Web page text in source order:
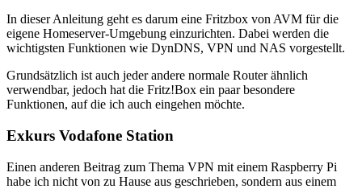
In dieser Anleitung geht es darum eine Fritzbox von AVM für die
eigene Homeserver-Umgebung einzurichten. Dabei werden die
wichtigsten Funktionen wie DynDNS, VPN und NAS vorgestellt.
Grundsätzlich ist auch jeder andere normale Router ähnlich
verwendbar, jedoch hat die Fritz!Box ein paar besondere
Funktionen, auf die ich auch eingehen möchte.
Exkurs Vodafone Station
Einen anderen Beitrag zum Thema VPN mit einem Raspberry Pi
habe ich nicht von zu Hause aus geschrieben, sondern aus einem